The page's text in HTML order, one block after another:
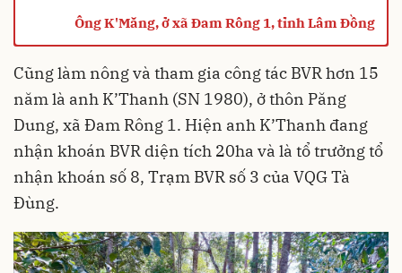
Ông K'Măng, ở xã Đam Rông 1, tỉnh Lâm Đồng
Cũng làm nông và tham gia công tác BVR hơn 15
năm là anh K’Thanh (SN 1980), ở thôn Păng
Dung, xã Đam Rông 1. Hiện anh K’Thanh đang
nhận khoán BVR diện tích 20ha và là tổ trưởng tổ
nhận khoán số 8, Trạm BVR số 3 của VQG Tà
Đùng.